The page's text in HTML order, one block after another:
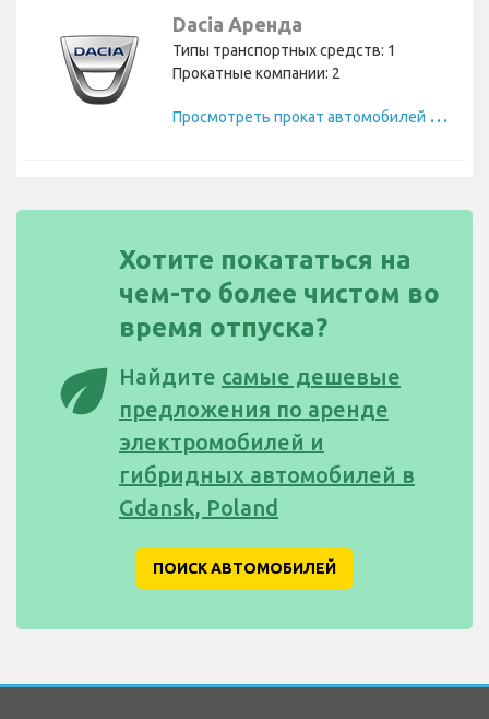
Dacia Аренда
Типы транспортных средств: 1
Прокатные компании: 2
П
росмотреть прокат автомобилей Dacia
eco
Хотите покататься на
чем-то более чистом во
время отпуска?
Найдите самые дешевые
предложения по аренде
электромобилей и
гибридных автомобилей в
Gdansk, Poland
ПОИСК АВТОМОБИЛЕЙ